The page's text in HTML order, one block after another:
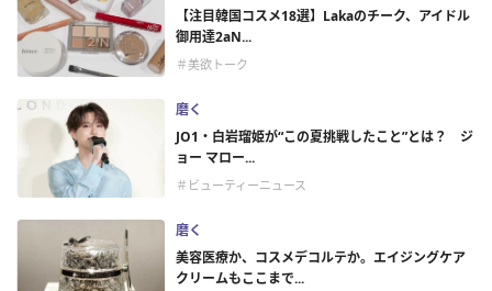
【注目韓国コスメ18選】Lakaのチーク、アイドル
御用達2aN...
＃美欲トーク
磨く
JO1・白岩瑠姫が“この夏挑戦したこと”とは？ ジ
ョー マロー...
＃ビューティーニュース
磨く
美容医療か、コスメデコルテか。エイジングケア
クリームもここまで...